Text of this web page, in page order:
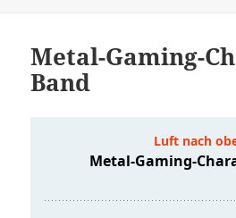
Metal-Gaming-
Band